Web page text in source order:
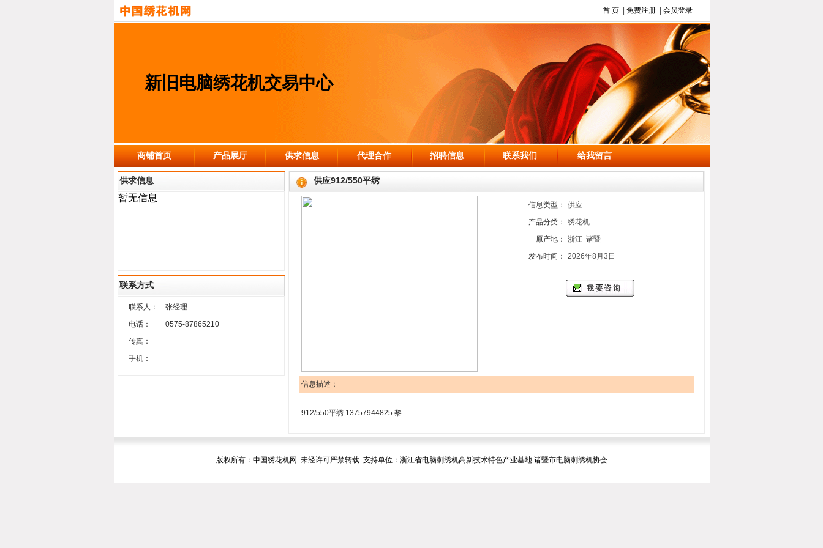
首 页| 免费注册| 会员登录
新旧电脑绣花机交易中心
商铺首页 产品展厅 供求信息 代理合作 招聘信息 联系我们 给我留言
供求信息
暂无信息
联系方式
联系人：
张经理
电话：
0575-87865210
传真：
手机：
供应912/550平绣
信息类型：
供应
产品分类：
绣花机
原产地：
浙江 诸暨
发布时间：
2026年8月3日
信息描述：
912/550平绣 13757944825.黎
版权所有：中国绣花机网 未经许可严禁转载 支持单位：浙江省电脑刺绣机高新技术特色产业基地 诸暨市电脑刺绣机协会